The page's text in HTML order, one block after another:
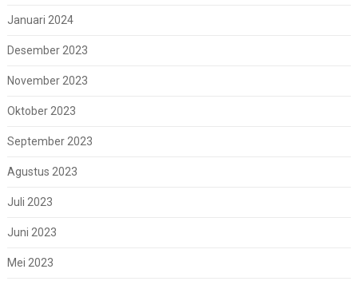
Januari 2024
Desember 2023
November 2023
Oktober 2023
September 2023
Agustus 2023
Juli 2023
Juni 2023
Mei 2023